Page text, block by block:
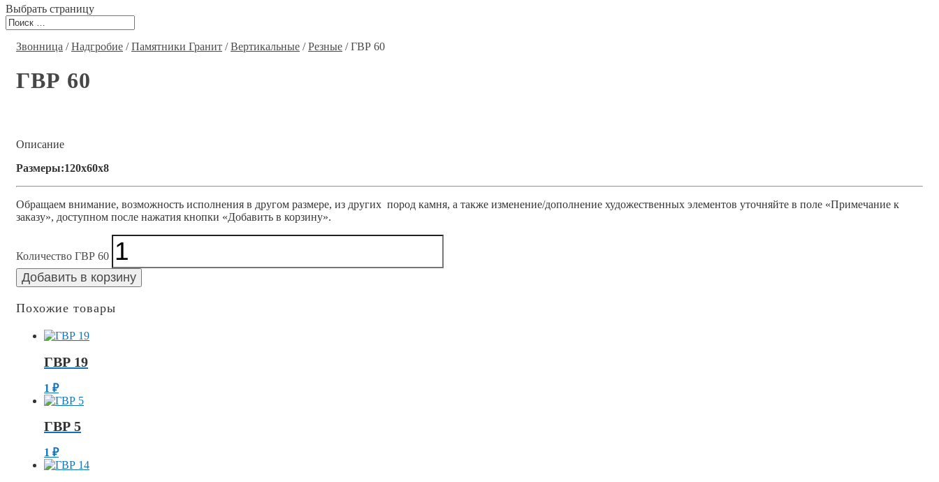
Выбрать страницу
Звонница /Надгробие /Памятники Гранит /Вертикальные /Резные / ГВР 60
ГВР 60
Описание
Размеры:120x60x8
Обращаем внимание, возможность исполнения в другом размере, из других пород камня, а также изменение/дополнение художественных элементов уточняйте в поле «Примечание к
заказу», доступном после нажатия кнопки «Добавить в корзину».
Количество ГВР 60
Добавить в корзину
Похожие товары
ГВР 19
1 ₽
ГВР 5
1 ₽